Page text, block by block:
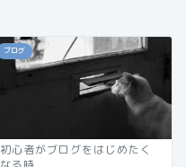
ブログ
初心者がブログをはじめたく